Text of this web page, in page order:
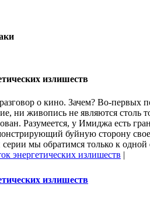
излишеств
о кино. Зачем? Во-первых
ни живопись не являются столь
Разумеется, у Имиджа есть
буйную сторону
серии мы обратимся только к
энергетических излишеств |
излишеств